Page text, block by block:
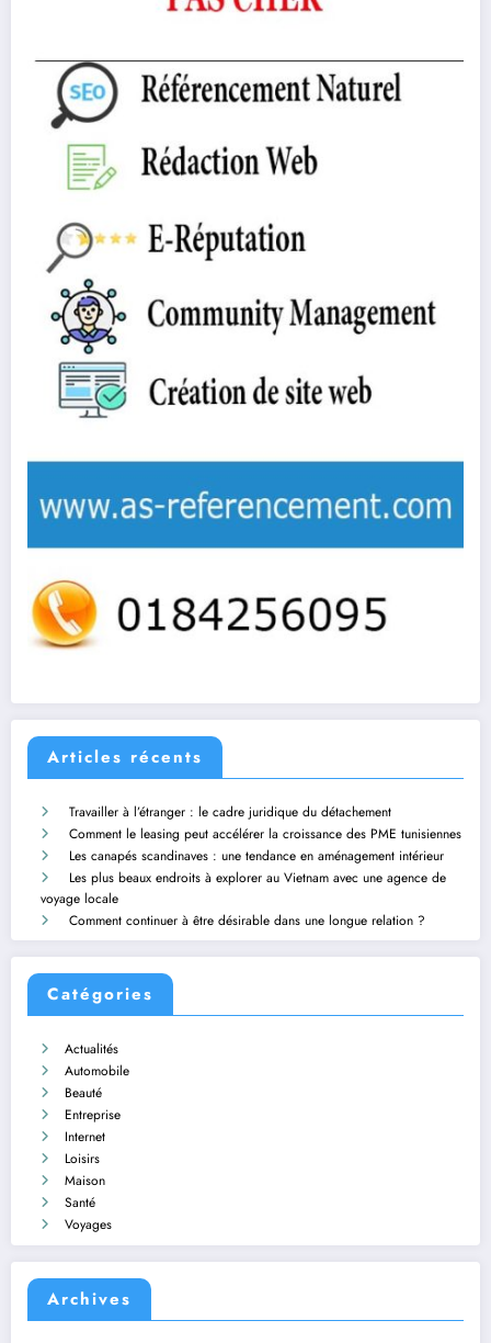
Articles récents
Travailler à l’étranger : le cadre juridique du détachement
Comment le leasing peut accélérer la croissance des PME tunisiennes
Les canapés scandinaves : une tendance en aménagement intérieur
Les plus beaux endroits à explorer au Vietnam avec une agence de
voyage locale
Comment continuer à être désirable dans une longue relation ?
Catégories
Actualités
Automobile
Beauté
Entreprise
Internet
Loisirs
Maison
Santé
Voyages
Archives